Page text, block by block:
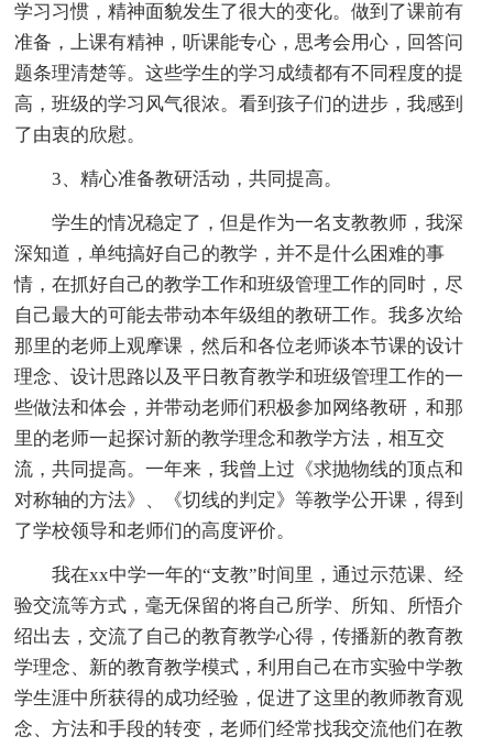
学习习惯，精神面貌发生了很大的变化。做到了课前有
准备，上课有精神，听课能专心，思考会用心，回答问
题条理清楚等。这些学生的学习成绩都有不同程度的提
高，班级的学习风气很浓。看到孩子们的进步，我感到
了由衷的欣慰。
3、精心准备教研活动，共同提高。
学生的情况稳定了，但是作为一名支教教师，我深
深知道，单纯搞好自己的教学，并不是什么困难的事
情，在抓好自己的教学工作和班级管理工作的同时，尽
自己最大的可能去带动本年级组的教研工作。我多次给
那里的老师上观摩课，然后和各位老师谈本节课的设计
理念、设计思路以及平日教育教学和班级管理工作的一
些做法和体会，并带动老师们积极参加网络教研，和那
里的老师一起探讨新的教学理念和教学方法，相互交
流，共同提高。一年来，我曾上过《求抛物线的顶点和
对称轴的方法》、《切线的判定》等教学公开课，得到
了学校领导和老师们的高度评价。
我在xx中学一年的“支教”时间里，通过示范课、经
验交流等方式，毫无保留的将自己所学、所知、所悟介
绍出去，交流了自己的教育教学心得，传播新的教育教
学理念、新的教育教学模式，利用自己在市实验中学教
学生涯中所获得的成功经验，促进了这里的教师教育观
念、方法和手段的转变，老师们经常找我交流他们在教